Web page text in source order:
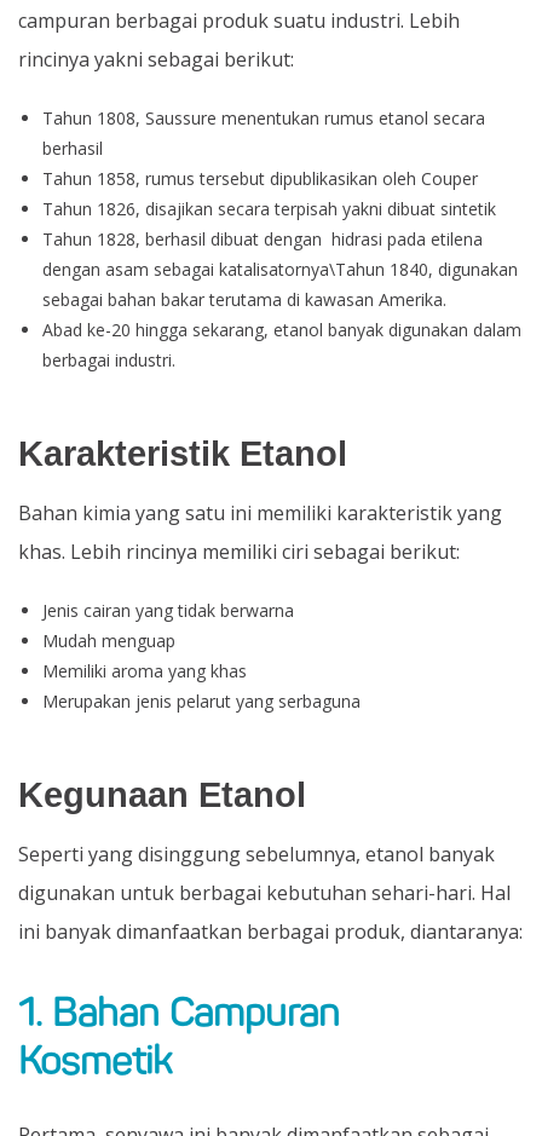
campuran berbagai produk suatu industri. Lebih
rincinya yakni sebagai berikut:
Tahun 1808, Saussure menentukan rumus etanol secara
berhasil
Tahun 1858, rumus tersebut dipublikasikan oleh Couper
Tahun 1826, disajikan secara terpisah yakni dibuat sintetik
Tahun 1828, berhasil dibuat dengan hidrasi pada etilena
dengan asam sebagai katalisatornya\Tahun 1840, digunakan
sebagai bahan bakar terutama di kawasan Amerika.
Abad ke-20 hingga sekarang, etanol banyak digunakan dalam
berbagai industri.
Karakteristik Etanol
Bahan kimia yang satu ini memiliki karakteristik yang
khas. Lebih rincinya memiliki ciri sebagai berikut:
Jenis cairan yang tidak berwarna
Mudah menguap
Memiliki aroma yang khas
Merupakan jenis pelarut yang serbaguna
Kegunaan Etanol
Seperti yang disinggung sebelumnya, etanol banyak
digunakan untuk berbagai kebutuhan sehari-hari. Hal
ini banyak dimanfaatkan berbagai produk, diantaranya:
1. Bahan Campuran
Kosmetik